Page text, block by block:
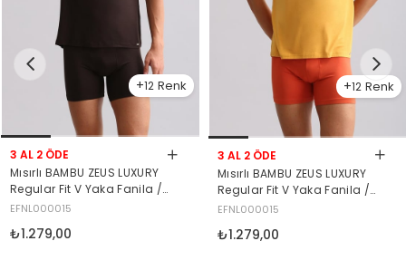
12
3 AL 2 ÖDE
Mısırlı BAMBU ZEUS LUXURY
Regular Fit V Yaka Fanila /
T-Shirt Kahverengi
EFNL000015
₺1.279,00
12
3 AL 2 ÖDE
Mısırlı BAMBU ZEUS LUXURY
Regular Fit V Yaka Fanila /
T-Shirt Hardal
EFNL000015
₺1.279,00